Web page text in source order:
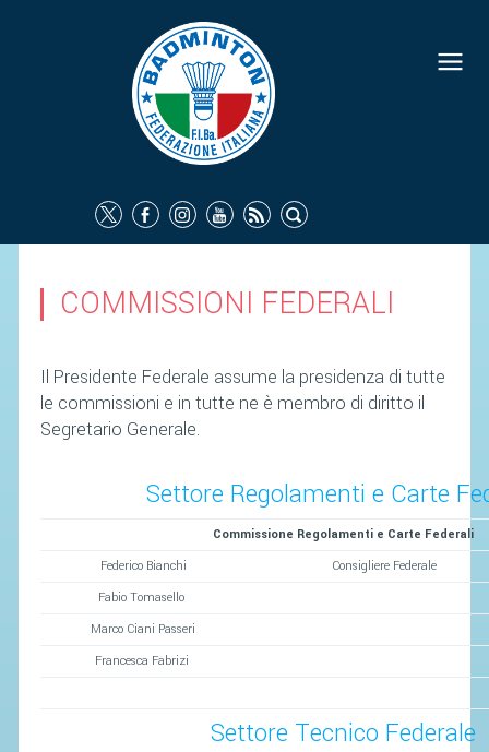
COMMISSIONI FEDERALI
Il Presidente Federale assume la presidenza di tutte
le commissioni e in tutte ne è membro di diritto il
Segretario Generale.
Settore Regolamenti e Carte
Commissione Regolamenti e Carte Federali
Federico Bianchi
Consigliere Federale
Fabio Tomasello
Marco Ciani Passeri
Francesca Fabrizi
Settore Tecnico Federale